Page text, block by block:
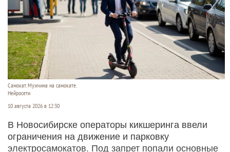
Самокат. Мужчина на самокате.
Нейросети
10 августа 2026 в 12:30
В Новосибирске операторы кикшеринга ввели
ограничения на движение и парковку
электросамокатов. Под запрет попали основные